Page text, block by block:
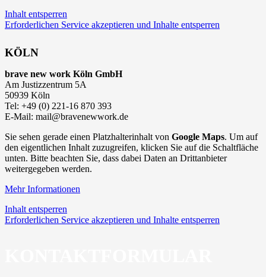
Inhalt entsperren
Erforderlichen Service akzeptieren und Inhalte entsperren
KÖLN
brave new work Köln GmbH
Am Justizzentrum 5A
50939 Köln
Tel: +49 (0) 221-16 870 393
E-Mail: mail@bravenewwork.de
Sie sehen gerade einen Platzhalterinhalt von Google Maps. Um auf
den eigentlichen Inhalt zuzugreifen, klicken Sie auf die Schaltfläche
unten. Bitte beachten Sie, dass dabei Daten an Drittanbieter
weitergegeben werden.
Mehr Informationen
Inhalt entsperren
Erforderlichen Service akzeptieren und Inhalte entsperren